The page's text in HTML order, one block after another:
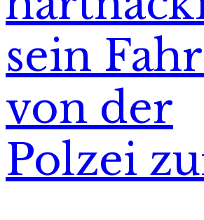
sein
von der
Polzei